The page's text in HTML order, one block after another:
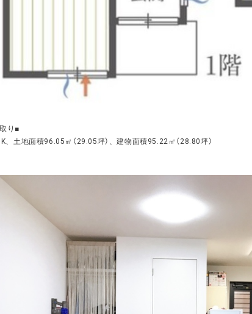
り■
、土地面積96.05㎡（29.05坪）、建物面積95.22㎡（28.80坪）